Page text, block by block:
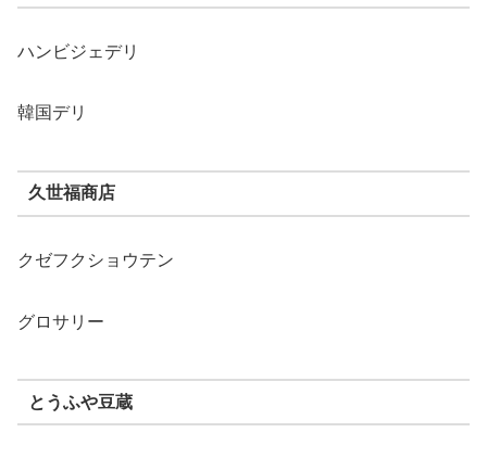
ハンビジェデリ
韓国デリ
久世福商店
クゼフクショウテン
グロサリー
とうふや豆蔵